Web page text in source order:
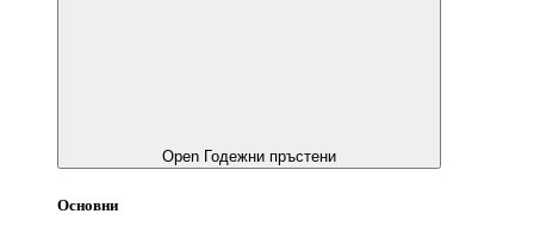
Open Годежни пръстени
Основни